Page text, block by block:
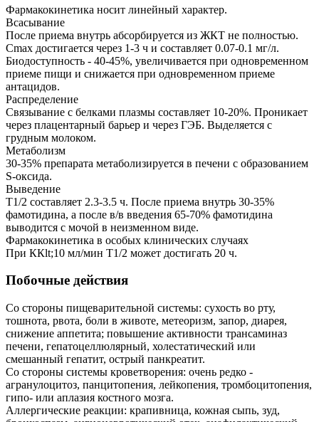
Фармакокинетика носит линейный характер.
Всасывание
После приема внутрь абсорбируется из ЖКТ не полностью.
Cmax достигается через 1-3 ч и составляет 0.07-0.1 мг/л.
Биодоступность - 40-45%, увеличивается при одновременном
приеме пищи и снижается при одновременном приеме
антацидов.
Распределение
Связывание с белками плазмы составляет 10-20%. Проникает
через плацентарный барьер и через ГЭБ. Выделяется с
грудным молоком.
Метаболизм
30-35% препарата метаболизируется в печени с образованием
S-оксида.
Выведение
T1/2 составляет 2.3-3.5 ч. После приема внутрь 30-35%
фамотидина, а после в/в введения 65-70% фамотидина
выводится с мочой в неизменном виде.
Фармакокинетика в особых клинических случаях
При ККlt;10 мл/мин T1/2 может достигать 20 ч.
Побочные действия
Со стороны пищеварительной системы: сухость во рту,
тошнота, рвота, боли в животе, метеоризм, запор, диарея,
снижение аппетита; повышение активности трансаминаз
печени, гепатоцеллюлярный, холестатический или
смешанный гепатит, острый панкреатит.
Со стороны системы кроветворения: очень редко -
агранулоцитоз, панцитопения, лейкопения, тромбоцитопения,
гипо- или аплазия костного мозга.
Аллергические реакции: крапивница, кожная сыпь, зуд,